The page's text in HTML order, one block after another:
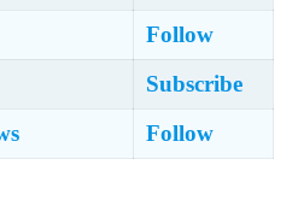
Follow
Subscribe
Follow